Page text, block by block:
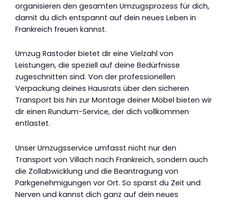
organisieren den gesamten Umzugsprozess für dich,
damit du dich entspannt auf dein neues Leben in
Frankreich freuen kannst.
Umzug Rastoder bietet dir eine Vielzahl von
Leistungen, die speziell auf deine Bedürfnisse
zugeschnitten sind. Von der professionellen
Verpackung deines Hausrats über den sicheren
Transport bis hin zur Montage deiner Möbel bieten wir
dir einen Rundum-Service, der dich vollkommen
entlastet.
Unser Umzugsservice umfasst nicht nur den
Transport von Villach nach Frankreich, sondern auch
die Zollabwicklung und die Beantragung von
Parkgenehmigungen vor Ort. So sparst du Zeit und
Nerven und kannst dich ganz auf dein neues